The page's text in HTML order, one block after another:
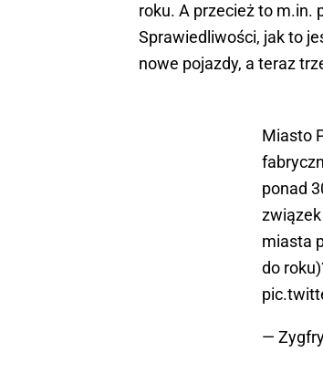
roku. A przecież to m.in.
Sprawiedliwości, jak to
nowe pojazdy, a teraz
Miasto
ponad
miasta
do
—